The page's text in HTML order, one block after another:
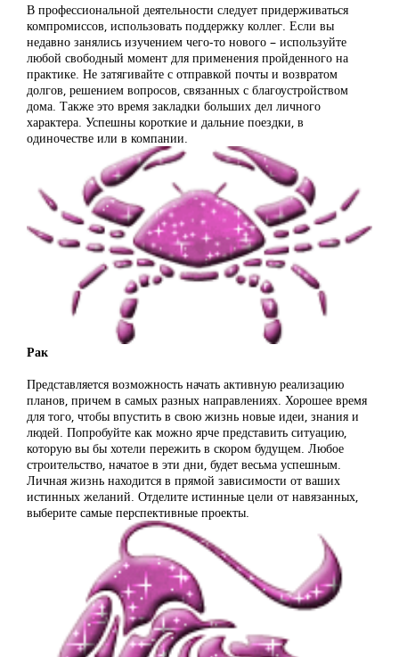
В профессиональной деятельности следует придерживаться
компромиссов, использовать поддержку коллег. Если вы
недавно занялись изучением чего-то нового – используйте
любой свободный момент для применения пройденного на
практике. Не затягивайте с отправкой почты и возвратом
долгов, решением вопросов, связанных с благоустройством
дома. Также это время закладки больших дел личного
характера. Успешны короткие и дальние поездки, в
одиночестве или в компании.
Рак
Представляется возможность начать активную реализацию
планов, причем в самых разных направлениях. Хорошее время
для того, чтобы впустить в свою жизнь новые идеи, знания и
людей. Попробуйте как можно ярче представить ситуацию,
которую вы бы хотели пережить в скором будущем. Любое
строительство, начатое в эти дни, будет весьма успешным.
Личная жизнь находится в прямой зависимости от ваших
истинных желаний. Отделите истинные цели от навязанных,
выберите самые перспективные проекты.